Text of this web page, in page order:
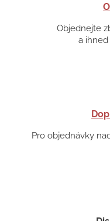
Objednejte
a
Pro objednávky